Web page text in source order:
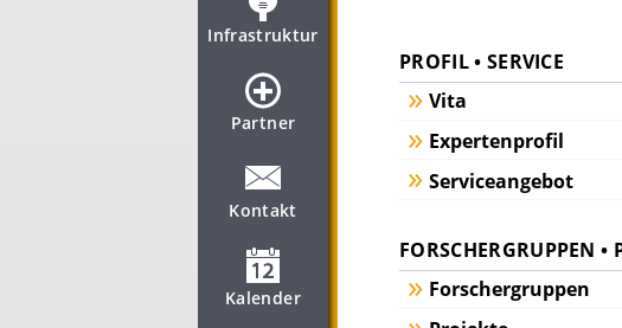
Infrastruktur
Partner
Kontakt
Kalender
PROFIL • SERVICE
Vita
Expertenprofil
Serviceangebot
FORSCHERGRUPPEN •
Forschergruppen